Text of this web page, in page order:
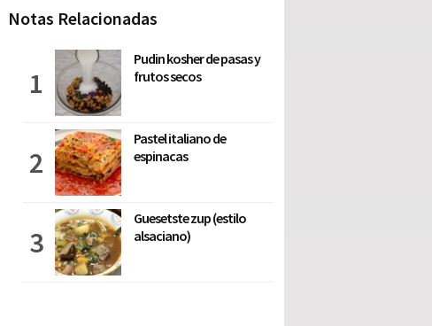
Notas Relacionadas
Pudin kosher de pasas y
frutos secos
Pastel italiano de
espinacas
Guesetste zup (estilo
alsaciano)